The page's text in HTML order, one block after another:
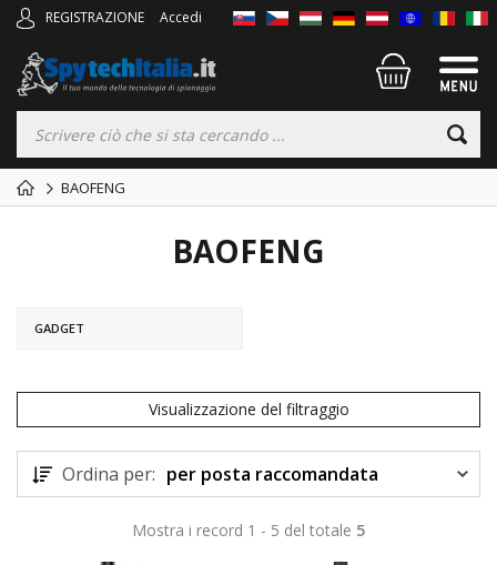
REGISTRAZIONE Accedi
BAOFENG
BAOFENG
GADGET
Visualizzazione del filtraggio
Ordina per: per posta raccomandata
Mostra i record 1 - 5 del totale 5